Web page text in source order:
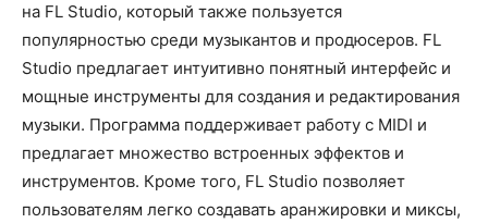
на FL Studio, который также пользуется
популярностью среди музыкантов и продюсеров. FL
Studio предлагает интуитивно понятный интерфейс и
мощные инструменты для создания и редактирования
музыки. Программа поддерживает работу с MIDI и
предлагает множество встроенных эффектов и
инструментов. Кроме того, FL Studio позволяет
пользователям легко создавать аранжировки и миксы,